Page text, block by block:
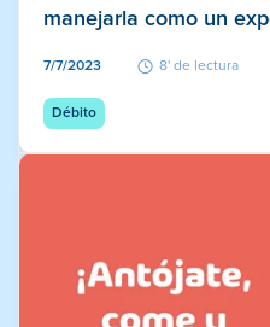
manejarla como un
7/7/2023 8' de lectura
Débito